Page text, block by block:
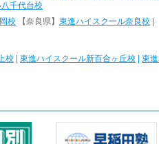
千代台校
校 【奈良県】 東進ハイスクール奈良校
校 東進ハイスクール新百合ヶ丘校 東